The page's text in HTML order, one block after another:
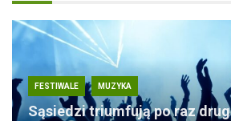
FESTIWALE MUZYKA
Sąsiedzi triumfują po raz